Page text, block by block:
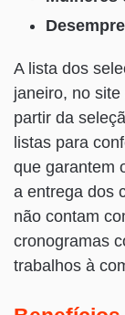
A lista dos
janeiro, no
partir da
listas para
que garantem
a entrega dos
não contam
cronogramas
trabalhos à